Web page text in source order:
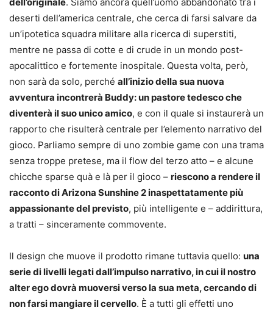
dell’originale. Siamo ancora quell’uomo abbandonato tra i
deserti dell’america centrale, che cerca di farsi salvare da
un’ipotetica squadra militare alla ricerca di superstiti,
mentre ne passa di cotte e di crude in un mondo post-
apocalittico e fortemente inospitale. Questa volta, però,
non sarà da solo, perché all’inizio della sua nuova
avventura incontrerà Buddy: un pastore tedesco che
diventerà il suo unico amico, e con il quale si instaurerà un
rapporto che risulterà centrale per l’elemento narrativo del
gioco. Parliamo sempre di uno zombie game con una trama
senza troppe pretese, ma il flow del terzo atto – e alcune
chicche sparse quà e là per il gioco – riescono a rendere il
racconto di Arizona Sunshine 2 inaspettatamente più
appassionante del previsto, più intelligente e – addirittura,
a tratti – sinceramente commovente.
Il design che muove il prodotto rimane tuttavia quello: una
serie di livelli legati dall’impulso narrativo, in cui il nostro
alter ego dovrà muoversi verso la sua meta, cercando di
non farsi mangiare il cervello. È a tutti gli effetti uno